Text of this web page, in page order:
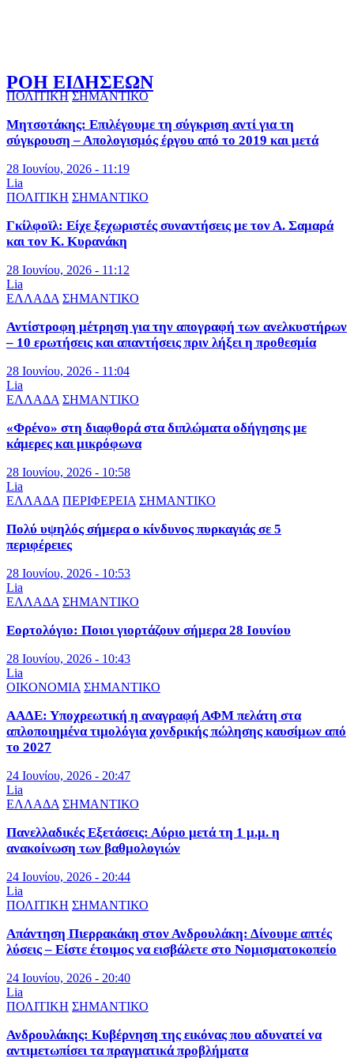
ΡΟΗ ΕΙΔΗΣΕΩΝ
ΠΟΛΙΤΙΚΗ ΣΗΜΑΝΤΙΚΟ
Μητσοτάκης: Επιλέγουμε τη σύγκριση αντί για τη
σύγκρουση – Απολογισμός έργου από το 2019 και μετά
28 Ιουνίου, 2026 - 11:19
Lia
ΠΟΛΙΤΙΚΗ ΣΗΜΑΝΤΙΚΟ
Γκίλφοϊλ: Είχε ξεχωριστές συναντήσεις με τον Α. Σαμαρά
και τον Κ. Κυρανάκη
28 Ιουνίου, 2026 - 11:12
Lia
ΕΛΛΑΔΑ ΣΗΜΑΝΤΙΚΟ
Αντίστροφη μέτρηση για την απογραφή των ανελκυστήρων
– 10 ερωτήσεις και απαντήσεις πριν λήξει η προθεσμία
28 Ιουνίου, 2026 - 11:04
Lia
ΕΛΛΑΔΑ ΣΗΜΑΝΤΙΚΟ
«Φρένο» στη διαφθορά στα διπλώματα οδήγησης με
κάμερες και μικρόφωνα
28 Ιουνίου, 2026 - 10:58
Lia
ΕΛΛΑΔΑ ΠΕΡΙΦΕΡΕΙΑ ΣΗΜΑΝΤΙΚΟ
Πολύ υψηλός σήμερα ο κίνδυνος πυρκαγιάς σε 5
περιφέρειες
28 Ιουνίου, 2026 - 10:53
Lia
ΕΛΛΑΔΑ ΣΗΜΑΝΤΙΚΟ
Εορτολόγιο: Ποιοι γιορτάζουν σήμερα 28 Ιουνίου
28 Ιουνίου, 2026 - 10:43
Lia
ΟΙΚΟΝΟΜΙΑ ΣΗΜΑΝΤΙΚΟ
ΑΑΔΕ: Υποχρεωτική η αναγραφή ΑΦΜ πελάτη στα
απλοποιημένα τιμολόγια χονδρικής πώλησης καυσίμων από
το 2027
24 Ιουνίου, 2026 - 20:47
Lia
ΕΛΛΑΔΑ ΣΗΜΑΝΤΙΚΟ
Πανελλαδικές Εξετάσεις: Αύριο μετά τη 1 μ.μ. η
ανακοίνωση των βαθμολογιών
24 Ιουνίου, 2026 - 20:44
Lia
ΠΟΛΙΤΙΚΗ ΣΗΜΑΝΤΙΚΟ
Απάντηση Πιερρακάκη στον Ανδρουλάκη: Δίνουμε απτές
λύσεις – Είστε έτοιμος να εισβάλετε στο Νομισματοκοπείο
24 Ιουνίου, 2026 - 20:40
Lia
ΠΟΛΙΤΙΚΗ ΣΗΜΑΝΤΙΚΟ
Ανδρουλάκης: Κυβέρνηση της εικόνας που αδυνατεί να
αντιμετωπίσει τα πραγματικά προβλήματα